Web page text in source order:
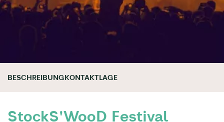
BESCHREIBUNGKONTAKTLAGE
StockS'WooD Festival